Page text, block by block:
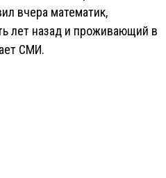
вчера математик,
лет назад и проживающий в
СМИ.